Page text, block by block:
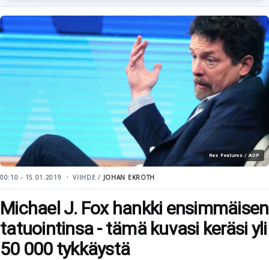
Rex Features / AOP
00:10 - 15.01.2019 VIIHDE / JOHAN EKROTH
Michael J. Fox hankki ensimmäisen
tatuointinsa - tämä kuvasi keräsi yli
50 000 tykkäystä